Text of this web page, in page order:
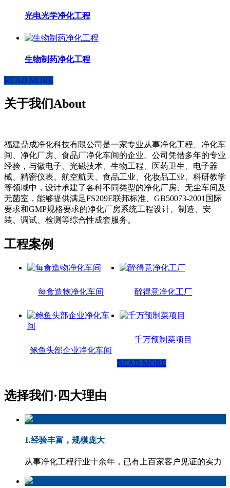
光电光学净化工程
生物制药净化工程
READ MORE
关于我们About
福建鼎成净化科技有限公司是一家专业从事净化工程、净化车
间、净化厂房、食品厂净化车间的企业。公司凭借多年的专业
经验，与徽电子、光磁技术、生物工程、医药卫生、电子器
械、精密仪表、航空航天、食品工业、化妆品工业、科研教学
等领域中，设计承建了各种不同类型的净化厂房、无尘车间及
无菌室，能够提供满足FS209E联邦标准、GB50073-2001国际
要求和GMP规格要求的净化厂房系统工程设计、制造、安
装、调试、检测等综合性成套服务。
工程案例
每食造物净化车间 醉得意净化工厂
鲍鱼头部企业净化车间
千万预制菜项目
READ MORE
选择我们· 四大理由
1.经验丰富，规模庞大
从事净化工程行业十余年，已有上百家客户见证的实力